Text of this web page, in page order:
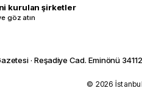
kurulan şirketler
göz atın
· Reşadiye Cad. Eminönü
© 2026 İstanbul